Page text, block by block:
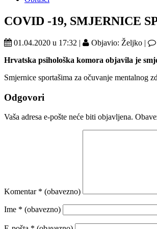
COVID -19, SMJERNICE
01.04.2020 u 17:32 | Objavio: Željko |
Hrvatska psihološka komora objavila je
Smjernice sportašima za očuvanje
Odgovori
Vaša adresa e-pošte neće biti objavljena.
Komentar * (obavezno)
Ime * (obavezno)